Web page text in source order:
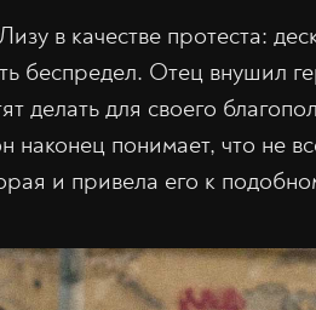
в качестве протеста:
беспредел. Отец внушил
делать для своего
наконец понимает, что не
и привела его к